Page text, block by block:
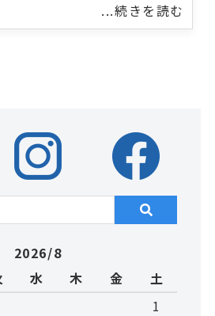
...続きを読む
2026/8
水 木 金
土
1